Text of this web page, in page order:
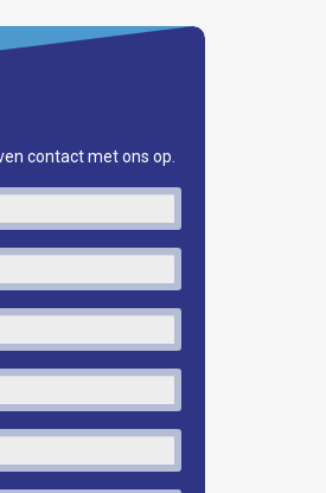
contact met ons op.